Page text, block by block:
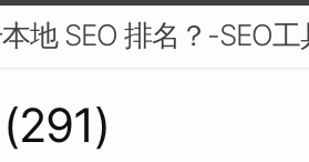
地 SEO 排名？-SEO工